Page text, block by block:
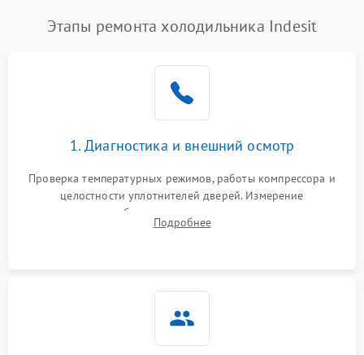
Поломка системы No Frost 2600 ₽ Подробнее →
работе
2000 ₽ Подробнее →
1000 ₽
1800 ₽
Этапы ремонта холодильника Indesit
1. Диагностика и внешний осмотр
Проверка температурных режимов, работы компрессора и
целостности уплотнителей дверей. Измерение
сопротивления обмоток мотора, проверка термостата и
считывание кодов ошибок с электронного дисплея.
Подробнее